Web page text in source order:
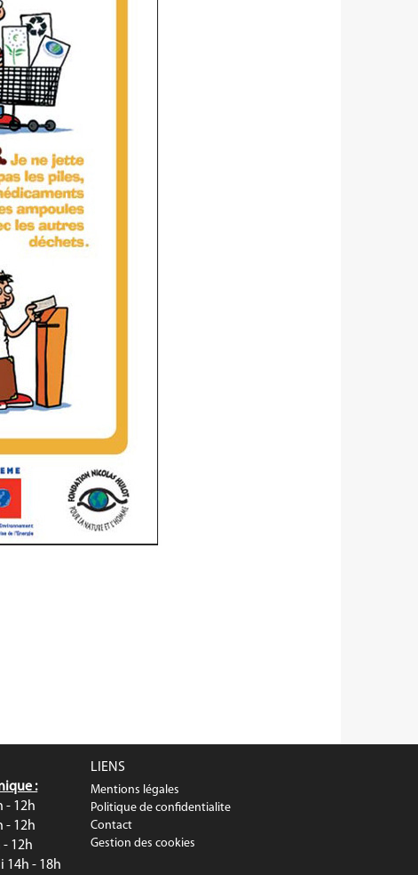
:
- 12h
- 12h
- 12h
14h - 18h
LIENS
Mentions légales
Politique de confidentialite
Contact
Gestion des cookies